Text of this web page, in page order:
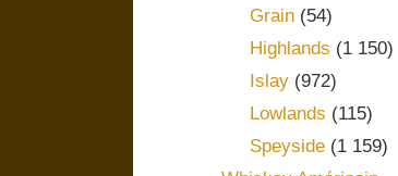
Grain(54)
Highlands (1 150)
Islay(972)
Lowlands (115)
Speyside(1 159)